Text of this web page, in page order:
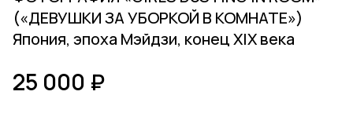
(«ДЕВУШКИ ЗА УБОРКОЙ В КОМНАТЕ»)
Япония, эпоха Мэйдзи, конец XIX века
25 000 ₽